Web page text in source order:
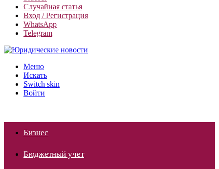
Случайная статья
Вход / Регистрация
WhatsApp
Telegram
Меню
Искать
Switch skin
Войти
Бизнес
Бюджетный учет